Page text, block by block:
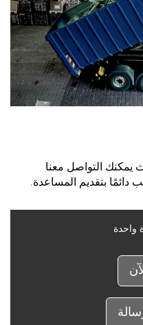
التواصل معنا
دائمًا بتقديم المساعدة.
واحدة